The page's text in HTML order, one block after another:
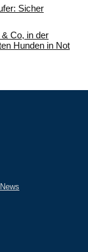
Sicher
Co, in der
Hunden in Not